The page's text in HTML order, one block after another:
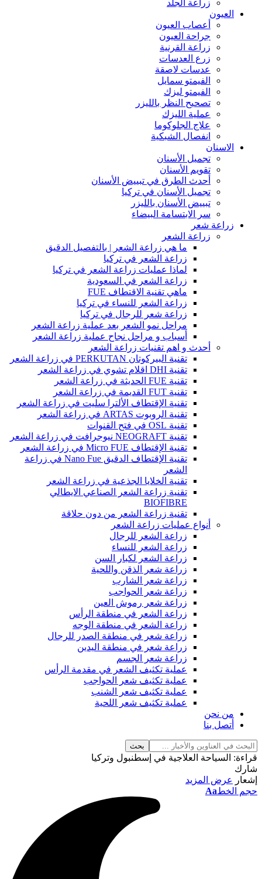
زراعة الجلد
العيون
أعصاب العيون
جراحة العيون
زراعة القرنية
زرع العدسات
عدسات لاصقة
الفيمتو سمايل
الفيمتو ليزك
تصحيح النظر بالليزر
عملية الليزك
علاج الجلوكوما
انفصال الشبكية
الاسنان
تجميل الأسنان
تقويم الأسنان
أحدث الطرق في تبييض الأسنان
تجميل الأسنان في تركيا
تبييض الأسنان بالليزر
سر الابتسامة البيضاء
زراعة شعر
زراعة الشعر
ما هي زراعة الشعر | بالتفصيل الدقيق
زراعة الشعر في تركيا
لماذا عمليات زراعة الشعر في تركيا
زراعة الشعر في السعودية
ماهي تقنية الاقتطاف FUE
زراعة الشعر للنساء في تركيا
زراعة شعر للرجال في تركيا
مراحل نمو الشعر بعد عملية زراعة الشعر
أسباب و مراحل نجاح عملية زراعة الشعر
أحدث و اهم تقنيات زراعة الشعر
تقنية البيركوتان PERKUTAN في زراعة الشعر
تقنية DHI اقلام تشوي في زراعة الشعر
تقنية FUE الحديثة في زراعة الشعر
تقنية FUT القديمة في زراعة الشعر
تقنية الإقتطاف الألترا سليت في زراعة الشعر
تقنية الروبوت ARTAS في زراعة الشعر
تقنية OSL في فتح القنوات
تقنية NEOGRAFT نيوجرافت في زراعة الشعر
تقنية الإقتطاف Micro FUE في زراعة الشعر
تقنية الإقتطاف الدقيق Nano Fue في زراعة
الشعر
تقنية الخلايا الجذعية في زراعة الشعر
تقنية زراعة الشعر الصناعي الايطالي
BIOFIBRE
تقنية زراعة الشعر من دون حلاقة
أنواع عمليات زراعة الشعر
زراعة الشعر للرجال
زراعة الشعر للنساء
زراعة الشعر لكبار السن
زراعة شعر الذقن واللحية
زراعة شعر الشارب
زراعة شعر الحواجب
زراعة شعر رموش العين
زراعة الشعر في منطقة الرأس
زراعة الشعر في منطقة الوجه
زراعة شعر في منطقة الصدر للرجال
زراعة شعر في منطقة اليدين
زراعة شعر الجسم
عملية تكثيف الشعر في مقدمة الرأس
عملية تكثيف شعر الحواجب
عملية تكثيف شعر الشنب
عملية تكثيف شعر اللحية
من نحن
أتصل بنا
قراءة: السياحة العلاجية في إسطنبول وتركيا
شارك
إشعار
عرض المزيد
حجم الخطAa